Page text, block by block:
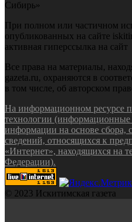
Сибирь»
При полном или частичном
опубликованных на сайте
активная гиперссылка на сайт
Все права на материалы,
gazeta.ru, охраняются в
в том числе, об авторском
На информационном ресурсе
технологии (информационные
информации на основе сбора,
сведений, относящихся к
«Интернет», находящихся на
Федерации).
© 2023 Искитимская газета